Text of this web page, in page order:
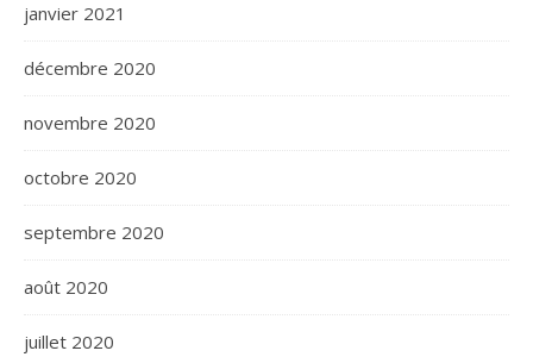
janvier 2021
décembre 2020
novembre 2020
octobre 2020
septembre 2020
août 2020
juillet 2020